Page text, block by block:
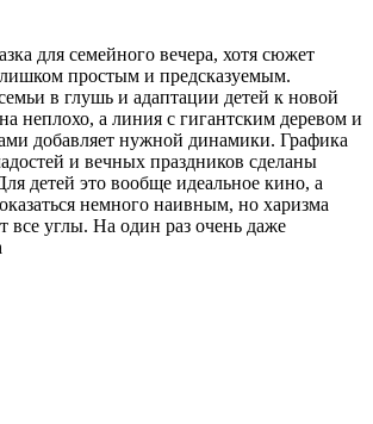
для семейного вечера, хотя сюжет
простым и предсказуемым.
в глушь и адаптации детей к новой
неплохо, а линия с гигантским деревом и
добавляет нужной динамики. Графика
и вечных праздников сделаны
детей это вообще идеальное кино, а
немного наивным, но харизма
все углы. На один раз очень даже